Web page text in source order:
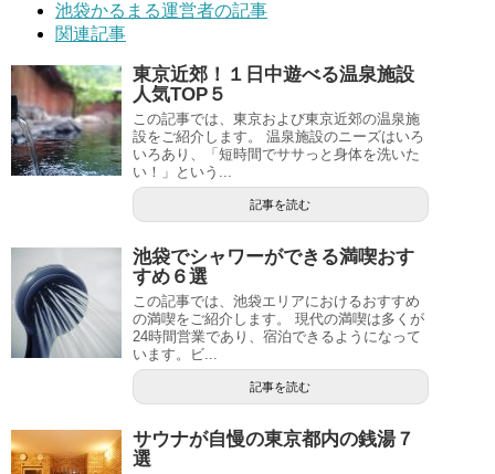
池袋かるまる運営者の記事
関連記事
東京近郊！１日中遊べる温泉施設
人気TOP５
この記事では、東京および東京近郊の温泉施
設をご紹介します。 温泉施設のニーズはいろ
いろあり、「短時間でササっと身体を洗いた
い！」という...
記事を読む
池袋でシャワーができる満喫おす
すめ６選
この記事では、池袋エリアにおけるおすすめ
の満喫をご紹介します。 現代の満喫は多くが
24時間営業であり、宿泊できるようになって
います。ビ...
記事を読む
サウナが自慢の東京都内の銭湯７
選